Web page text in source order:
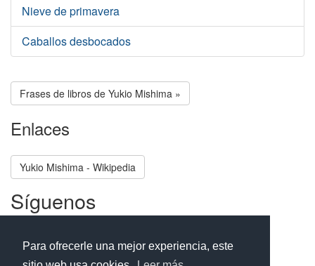
Para ofrecerle una mejor experiencia, este
Nieve de primavera
Caballos desbocados
Frases de libros de Yukio Mishima »
Enlaces
Yukio Mishima - Wikipedia
Síguenos